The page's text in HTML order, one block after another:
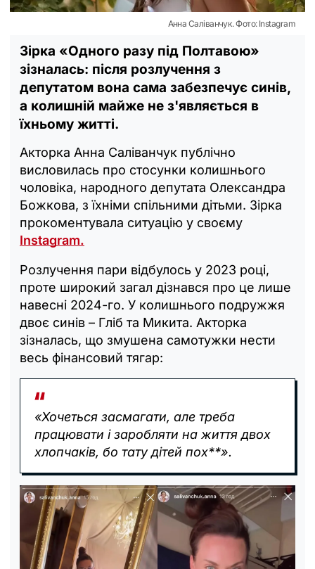
Анна Саліванчук. Фото: Instagram
Зірка «Одного разу під Полтавою»
зізналась: після розлучення з
депутатом вона сама забезпечує синів,
а колишній майже не з'являється в
їхньому житті.
Акторка Анна Саліванчук публічно
висловилась про стосунки колишнього
чоловіка, народного депутата Олександра
Божкова, з їхніми спільними дітьми. Зірка
прокоментувала ситуацію у своєму
Instagram.
Розлучення пари відбулось у 2023 році,
проте широкий загал дізнався про це лише
навесні 2024-го. У колишнього подружжя
двоє синів – Гліб та Микита. Акторка
зізналась, що змушена самотужки нести
весь фінансовий тягар:
«Хочеться засмагати, але треба
працювати і заробляти на життя двох
хлопчаків, бо тату дітей пох**».